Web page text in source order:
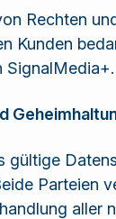
Rechten
Kunden
SignalMedia+.
gültige
Parteien
aller